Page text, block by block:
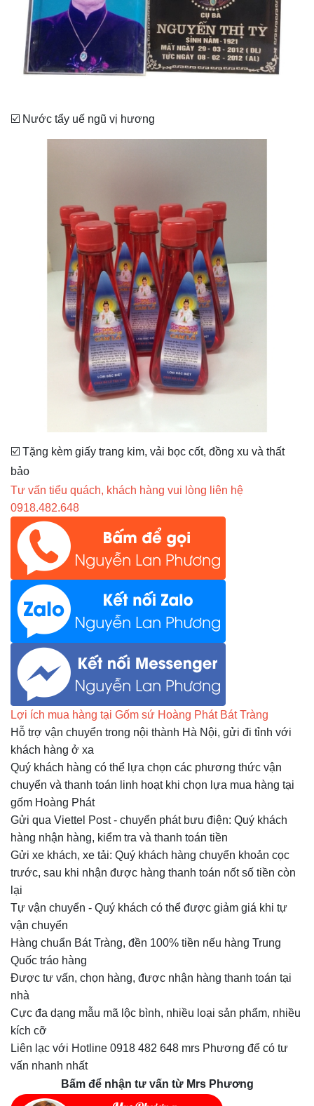
☑️ Nước tẩy uế ngũ vị hương
☑️ Tặng kèm giấy trang kim, vải bọc cốt, đồng xu và thất
bảo
Tư vấn tiểu quách, khách hàng vui lòng liên hệ
0918.482.648
Lợi ích mua hàng tại Gốm sứ Hoàng Phát Bát Tràng
Hỗ trợ vận chuyển trong nội thành Hà Nội, gửi đi tỉnh với
khách hàng ở xa
Quý khách hàng có thể lựa chọn các phương thức vận
chuyển và thanh toán linh hoạt khi chọn lựa mua hàng tại
gốm Hoàng Phát
Gửi qua Viettel Post - chuyển phát bưu điện: Quý khách
hàng nhận hàng, kiểm tra và thanh toán tiền
Gửi xe khách, xe tải: Quý khách hàng chuyển khoản cọc
trước, sau khi nhận được hàng thanh toán nốt số tiền còn
lại
Tự vận chuyển - Quý khách có thể được giảm giá khi tự
vận chuyển
Hàng chuẩn Bát Tràng, đền 100% tiền nếu hàng Trung
Quốc tráo hàng
Được tư vấn, chọn hàng, được nhận hàng thanh toán tại
nhà
Cực đa dạng mẫu mã lộc bình, nhiều loại sản phẩm, nhiều
kích cỡ
Liên lạc với Hotline 0918 482 648 mrs Phương để có tư
vấn nhanh nhất
Bấm để nhận tư vấn từ Mrs Phương